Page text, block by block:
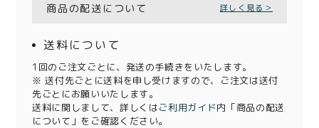
商品の配送について 詳しく見る＞
送料について
1回のご注文ごとに、発送の手続きをいたします。
※ 送付先ごとに送料を申し受けますので、ご注文は送付
先ごとにお願いいたします。
送料に関しまして、詳しくはご利用ガイド内「商品の配送
について」をご確認ください。